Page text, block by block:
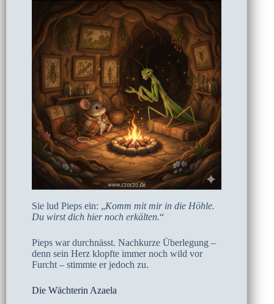
Sie lud Pieps ein: „Komm mit mir in die Höhle.
Du wirst dich hier noch erkälten.“
Pieps war durchnässt. Nachkurze Überlegung –
denn sein Herz klopfte immer noch wild vor
Furcht – stimmte er jedoch zu.
Die Wächterin Azaela